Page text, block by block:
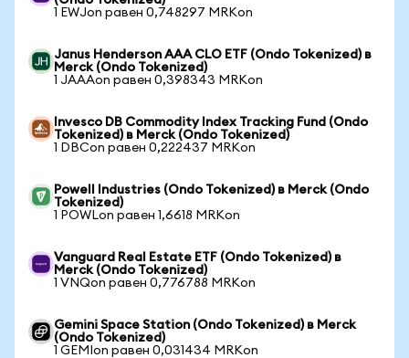
1 EWJon равен 0,748297 MRKon
Janus Henderson AAA CLO ETF (Ondo Tokenized) в
Merck (Ondo Tokenized)
1 JAAAon равен 0,398343 MRKon
Invesco DB Commodity Index Tracking Fund (Ondo
Tokenized) в Merck (Ondo Tokenized)
1 DBCon равен 0,222437 MRKon
Powell Industries (Ondo Tokenized) в Merck (Ondo
Tokenized)
1 POWLon равен 1,6618 MRKon
Vanguard Real Estate ETF (Ondo Tokenized) в
Merck (Ondo Tokenized)
1 VNQon равен 0,776788 MRKon
Gemini Space Station (Ondo Tokenized) в Merck
(Ondo Tokenized)
1 GEMIon равен 0,031434 MRKon